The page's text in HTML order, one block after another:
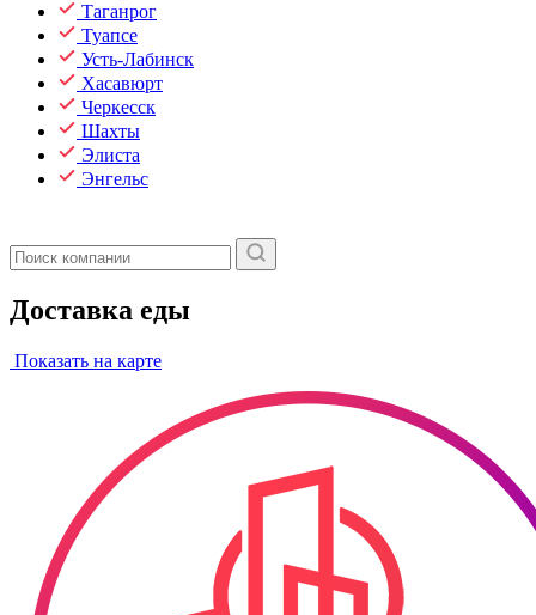
Таганрог
Туапсе
Усть-Лабинск
Хасавюрт
Черкесск
Шахты
Элиста
Энгельс
Доставка еды
Показать на карте